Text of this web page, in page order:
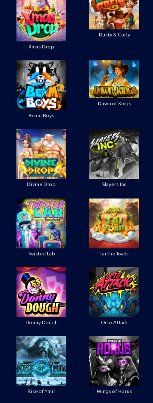
Xmas Drop
Rusty & Curly
Beam Boys
Dawn of Kings
Divine Drop Slayers Inc
Twisted Lab Tai the Toadc
Donny Dough Octo Attack
Rise of Ymir Wings of Horus